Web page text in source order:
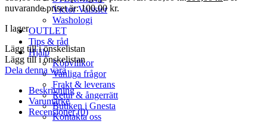
Victor Vaissier
Washologi
OUTLET
Tips & råd
Hjälp
Köpvillkor
Vanliga frågor
Frakt & leverans
Retur & ångerrätt
Butiken i Gnesta
Kontakta oss
nuvarande priset är: 100,00 kr.
I lager
Lägg till i önskelistan
Lägg till i önskelistan
Dela denna vara
Beskrivning
Varumärke
Recensioner (0)